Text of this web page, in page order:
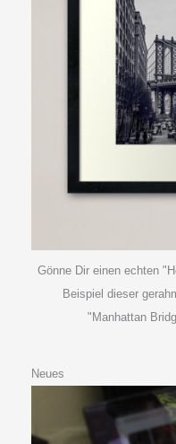
Gönne Dir einen echten
Beispiel dieser
"Manhattan
Neues